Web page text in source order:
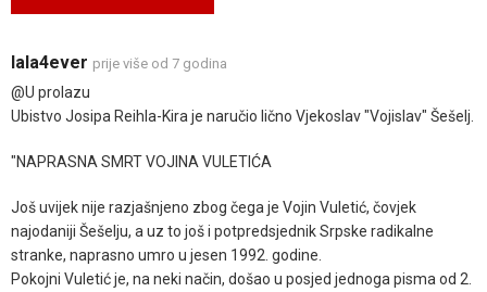
lala4ever prije više od 7 godina
@U prolazu
Ubistvo Josipa Reihla-Kira je naručio lično Vjekoslav "Vojislav" Šešelj.
"NAPRASNA SMRT VOJINA VULETIĆA
Još uvijek nije razjašnjeno zbog čega je Vojin Vuletić, čovjek
najodaniji Šešelju, a uz to još i potpredsjednik Srpske radikalne
stranke, naprasno umro u jesen 1992. godine.
Pokojni Vuletić je, na neki način, došao u posjed jednoga pisma od 2.